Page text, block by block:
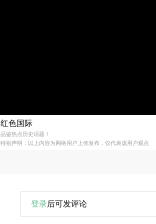
红色国际
品鉴热点历史话题！
特别声明：以上内容为网络用户上传发布，仅代表该用户观点
登录后可发评论